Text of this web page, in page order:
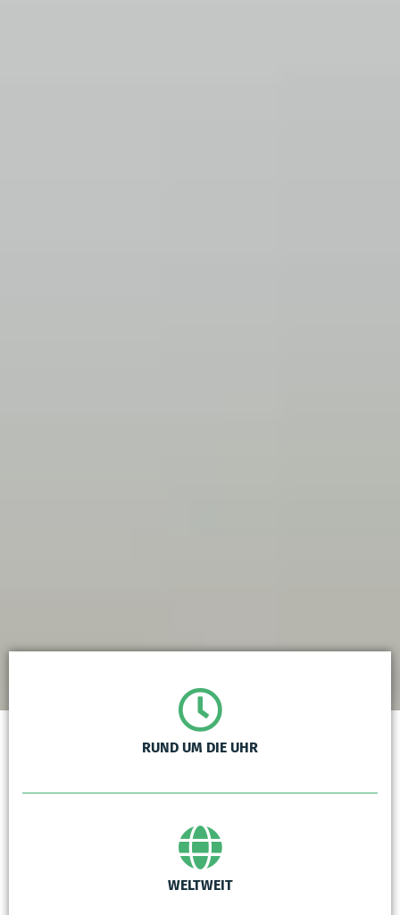
RUND UM DIE UHR
WELTWEIT